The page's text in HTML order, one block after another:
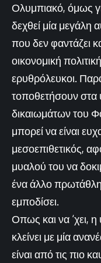
Ολυμπιακό, όμως
δεχθεί μία μεγάλη
που δεν φαντάζει
οικονομική
ερυθρόλευκοι.
τοποθετήσουν στα
δικαιωμάτων του
μπορεί να είναι
μεσοεπιθετικός,
μυαλού του να
ένα άλλο
εμποδίσει.
Οπως και να ‘χει,
κλείνει με μία
είναι από τις πιο